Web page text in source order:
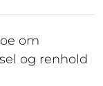
om
og renhold